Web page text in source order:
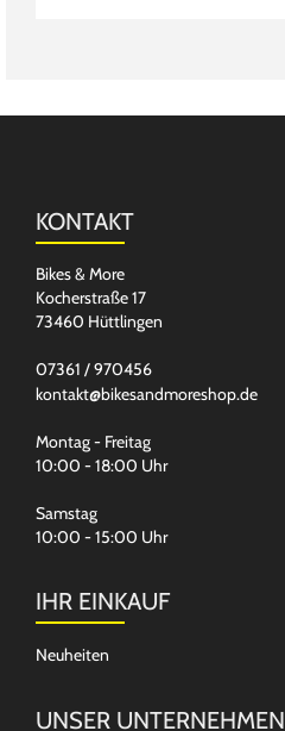
KONTAKT
Bikes & More
Kocherstraße 17
73460 Hüttlingen
07361 / 970456
kontakt@bikesandmoreshop.de
Montag - Freitag
10:00 - 18:00 Uhr
Samstag
10:00 - 15:00 Uhr
IHR EINKAUF
Neuheiten
UNSER UNTERNEHMEN